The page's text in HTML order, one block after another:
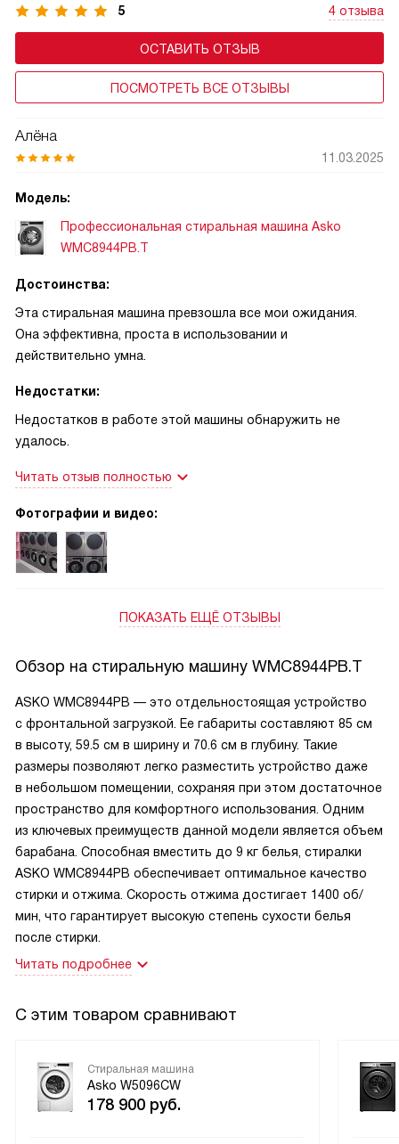
5 4 отзыва
ОСТАВИТЬ ОТЗЫВ
ПОСМОТРЕТЬ ВСЕ ОТЗЫВЫ
Алёна
11.03.2025
Модель:
Профессиональная стиральная машина Asko
WMC8944PB.T
Достоинства:
Эта стиральная машина превзошла все мои ожидания.
Она эффективна, проста в использовании и
действительно умна.
Недостатки:
Недостатков в работе этой машины обнаружить не
удалось.
Читать отзыв полностью
Фотографии и видео:
ПОКАЗАТЬ ЕЩЁ ОТЗЫВЫ
Обзор на стиральную машину WMC8944PB.T
ASKO WMC8944PB — это отдельностоящая устройство
с фронтальной загрузкой. Ее габариты составляют 85 см
в высоту, 59.5 см в ширину и 70.6 см в глубину. Такие
размеры позволяют легко разместить устройство даже
в небольшом помещении, сохраняя при этом достаточное
пространство для комфортного использования. Одним
из ключевых преимуществ данной модели является объем
барабана. Способная вместить до 9 кг белья, стиралки
ASKO WMC8944PB обеспечивает оптимальное качество
стирки и отжима. Скорость отжима достигает 1400 об/
мин, что гарантирует высокую степень сухости белья
после стирки.
Читать подробнее
С этим товаром сравнивают
Стиральная машина
Asko W5096CW
178 900 руб.